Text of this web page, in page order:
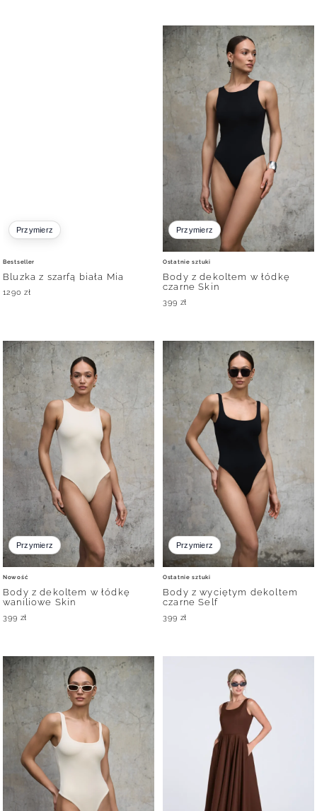
Przymierz
Bluzka z szarfą biała Mia
1290zł
Bestseller
Przymierz
Body z dekoltem w łódkę
czarne Skin
399 zł
Ostatnie sztuki
Przymierz
Body z dekoltem w łódkę
waniliowe Skin
399 zł
Nowość
Przymierz
Body z wyciętym dekoltem
czarne Self
399 zł
Ostatnie sztuki